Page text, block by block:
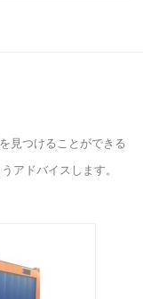
見つけることができる
アドバイスします。